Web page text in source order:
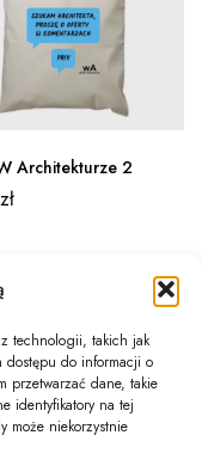
technologii, takich jak
dostępu do informacji o
przetwarzać dane, takie
identyfikatory na tej
może niekorzystnie
Architekturze 2
zł